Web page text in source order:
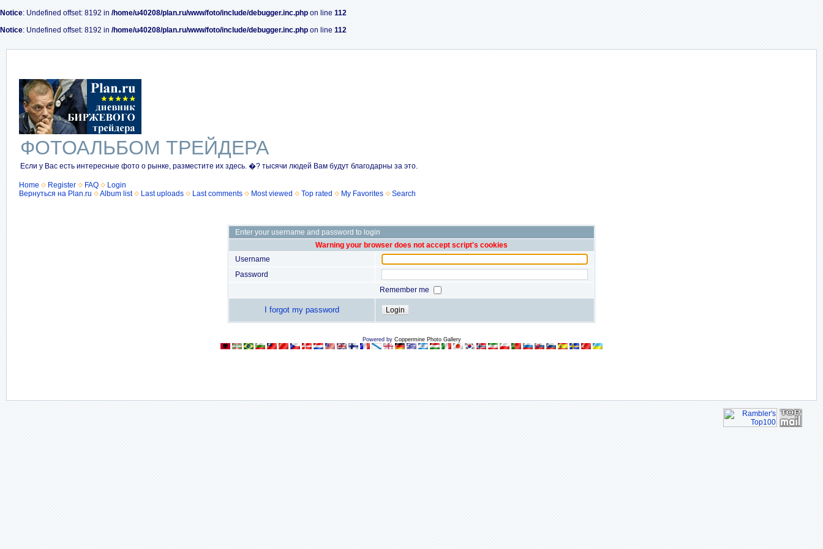
Notice: Undefined offset: 8192 in /home/u40208/plan.ru/www/foto/include/debugger.inc.php on line 112
Notice: Undefined offset: 8192 in /home/u40208/plan.ru/www/foto/include/debugger.inc.php on line 112
ФОТОАЛЬБОМ ТРЕЙДЕРА
Если у Вас есть интересные фото о рынке, разместите их здесь. �? тысячи людей Вам будут благодарны за это.
Home Register FAQ
Login
Вернуться на Plan.ru
Album list Last uploads Last comments Most viewed Top rated My Favorites Search
Enter your username and password to login
Warning your browser does not accept script's cookies
Username
Password
Remember me
I forgot my password
Powered by Coppermine Photo Gallery